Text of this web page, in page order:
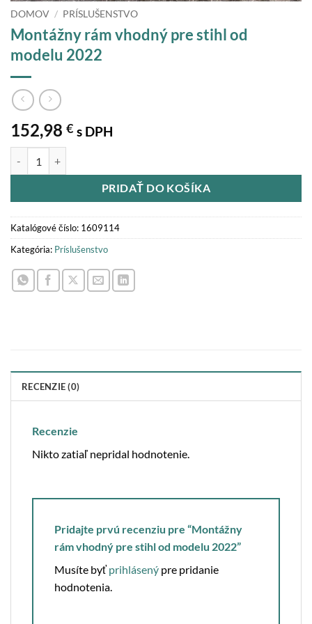
DOMOV / PRÍSLUŠENSTVO
Montážny rám vhodný pre stihl od
modelu 2022
152,98 € s DPH
PRIDAŤ DO KOŠÍKA
Katalógové číslo: 1609114
Kategória: Príslušenstvo
RECENZIE (0)
Recenzie
Nikto zatiaľ nepridal hodnotenie.
Pridajte prvú recenziu pre “Montážny
rám vhodný pre stihl od modelu 2022”
Musíte byťprihlásený pre pridanie
hodnotenia.